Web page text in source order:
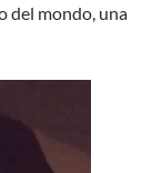
del mondo, una